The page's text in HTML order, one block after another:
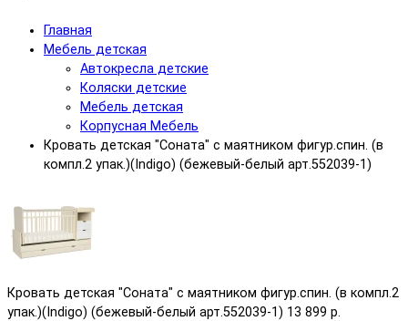
Главная
Мебель детская
Автокресла детские
Коляски детские
Мебель детская
Корпусная Мебель
Кровать детская "Соната" с маятником фигур.спин. (в
компл.2 упак.)(Indigo) (бежевый-белый арт.552039-1)
Кровать детская "Соната" с маятником фигур.спин. (в компл.2
упак.)(Indigo) (бежевый-белый арт.552039-1) 13 899 р.